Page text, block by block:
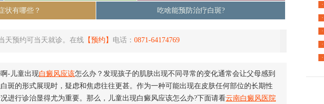
状有哪些？ 吃啥能预防治疗白斑?
天预约可当天就诊。在线 【预约】 电话： 0871-64174769
-儿童出现白癜风应该怎么办？发现孩子的肌肤出现不同寻常的变化通常会让父母感到
斑的形式展现时，疑虑和焦虑往往更甚。作为一种可能出现在皮肤任何部位的长期性
进行诊治显得尤为重要。那么，儿童出现白癜风应该怎么办?下面请看云南白癜风医院
·
·
·
·
·